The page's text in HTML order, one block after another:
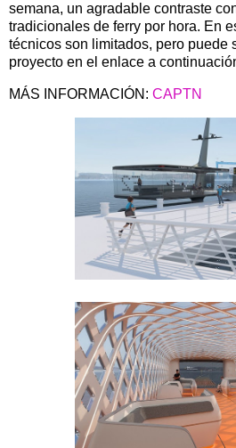
semana, un agradable contraste
tradicionales de ferry por hora. En
técnicos son limitados, pero puede
proyecto en el enlace a
MÁS INFORMACIÓN: CAPTN